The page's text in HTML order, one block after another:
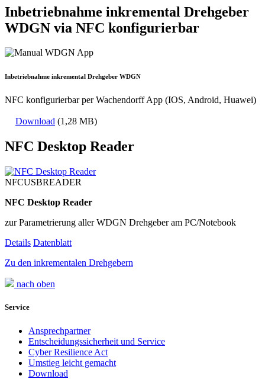
Inbetriebnahme inkremental Drehgeber
WDGN via NFC konfigurierbar
Inbetriebnahme inkremental Drehgeber WDGN
NFC konfigurierbar per Wachendorff App (IOS, Android, Huawei)
Download (1,28 MB)
NFC Desktop Reader
NFCUSBREADER
NFC Desktop Reader
zur Parametrierung aller WDGN Drehgeber am PC/Notebook
Details Datenblatt
Zu den inkrementalen Drehgebern
nach oben
Service
Ansprechpartner
Entscheidungssicherheit und Service
Cyber Resilience Act
Umstieg leicht gemacht
Download